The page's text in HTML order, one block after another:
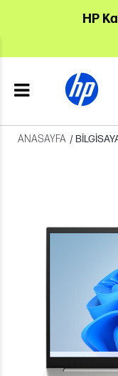
HP
ANASAYFA /